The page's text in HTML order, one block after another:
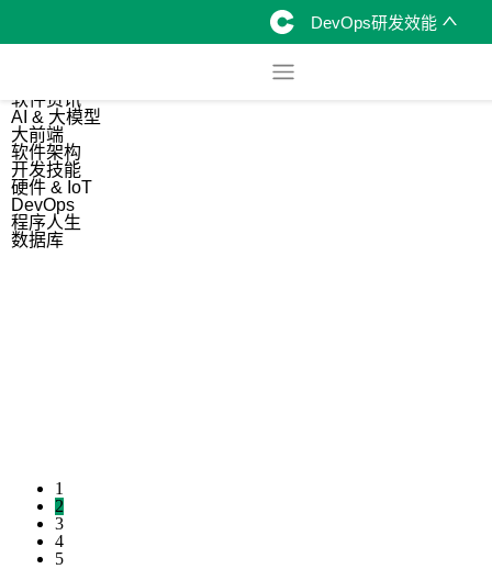
DevOps研发效能
软件资讯
AI & 大模型
大前端
软件架构
开发技能
硬件 & IoT
DevOps
程序人生
数据库
1
2
3
4
5